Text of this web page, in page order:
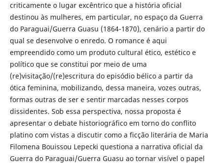
criticamente o lugar excêntrico que a história oficial
destinou às mulheres, em particular, no espaço da Guerra
do Paraguai/Guerra Guasu (1864-1870), cenário a partir do
qual se desenvolve o enredo. O romance é aqui
empreendido como um produto cultural ético, estético e
político que se constitui por meio de uma
(re)visitação/(re)escritura do episódio bélico a partir da
ótica feminina, mobilizando, dessa maneira, vozes outras,
formas outras de ser e sentir marcadas nesses corpos
dissidentes. Sob essa perspectiva, nossa proposta é
apresentar o debate historiográfico em torno do conflito
platino com vistas a discutir como a ficção literária de Maria
Filomena Bouissou Lepecki questiona a narrativa oficial da
Guerra do Paraguai/Guerra Guasu ao tornar visível o papel